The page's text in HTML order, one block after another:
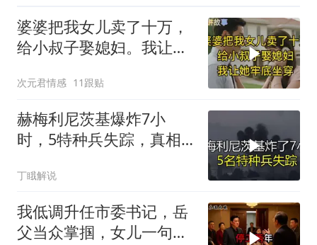
婆婆把我女儿卖了十万，
给小叔子娶媳妇。我让她
次元君情感 11跟贴
赫梅利尼茨基爆炸7小
时，5特种兵失踪，真相
丁睋解说
我低调升任市委书记，岳
父当众掌掴，女儿一句话